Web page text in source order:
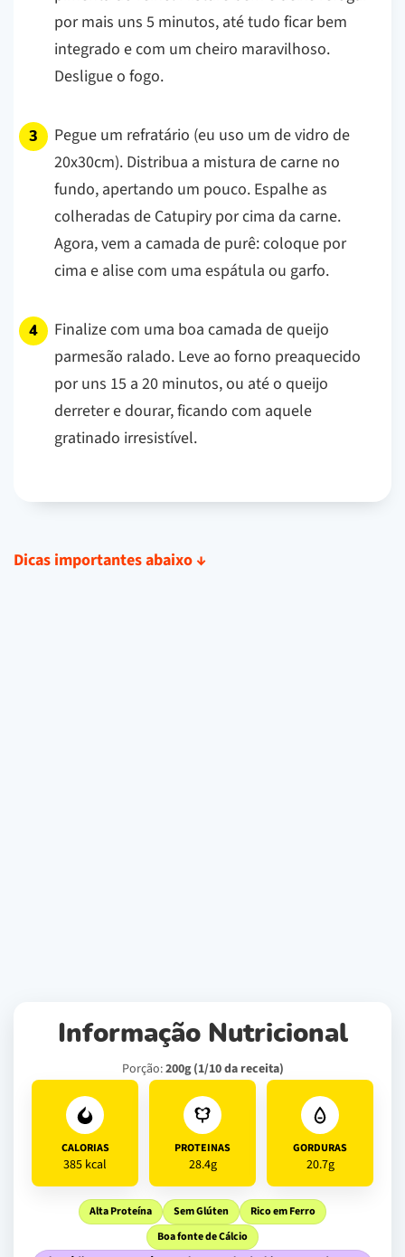
por mais uns 5 minutos, até tudo ficar bem
integrado e com um cheiro maravilhoso.
Desligue o fogo.
Pegue um refratário (eu uso um de vidro de
20x30cm). Distribua a mistura de carne no
fundo, apertando um pouco. Espalhe as
colheradas de Catupiry por cima da carne.
Agora, vem a camada de purê: coloque por
cima e alise com uma espátula ou garfo.
Finalize com uma boa camada de queijo
parmesão ralado. Leve ao forno preaquecido
por uns 15 a 20 minutos, ou até o queijo
derreter e dourar, ficando com aquele
gratinado irresistível.
Dicas importantes abaixo ↓
Informação Nutricional
Porção:200g (1/10 da receita)
CALORIAS
385 kcal
PROTEINAS
28.4g
GORDURAS
20.7g
Alta Proteína Sem Glúten
Rico em Ferro
Boa fonte de Cálcio